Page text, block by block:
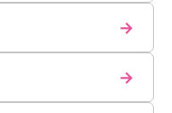
→
→